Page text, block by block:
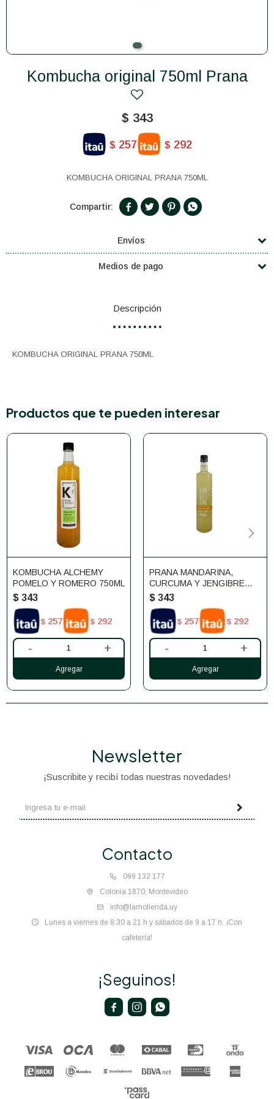
Kombucha original 750ml Prana
$ 343
$ 257 $ 292
KOMBUCHA ORIGINAL PRANA 750ML
   
Envíos
Medios de pago
Descripción
KOMBUCHA ORIGINAL PRANA 750ML
Productos que te pueden interesar
KOMBUCHA ALCHEMY
POMELO Y ROMERO 750ML
$ 343
$ 257 $ 292
- +
PRANA MANDARINA,
CURCUMA Y JENGIBRE
750ML
$ 343
$ 257 $ 292
- +
Contacto
099 132 177
Colonia 1870, Montevideo
info@lamolienda.uy
Lunes a viernes de 8:30 a 21 h y sábados de 9 a 17 h. ¡Con
cafetería!
Newsletter
¡Suscribite y recibí todas nuestras novedades!
¡Seguinos!
  